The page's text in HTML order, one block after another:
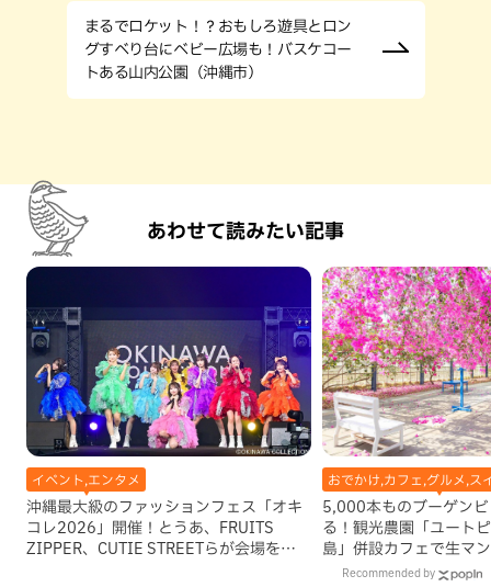
まるでロケット！？おもしろ遊具とロン
グすべり台にベビー広場も！バスケコー
トある山内公園（沖縄市）
あわせて読みたい記事
イベント,エンタメ
沖縄最大級のファッションフェス「オキ
コレ2026」開催！とうあ、FRUITS
ZIPPER、CUTIE STREETらが会場を魅
おでかけ,カフェ,グルメ,ス
5,000本ものブーゲン
る！観光農園「ユート
島」併設カフェで生マ
古島）
Recommended by